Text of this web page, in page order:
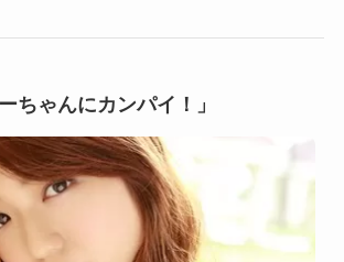
ちゃんにカンパイ！」